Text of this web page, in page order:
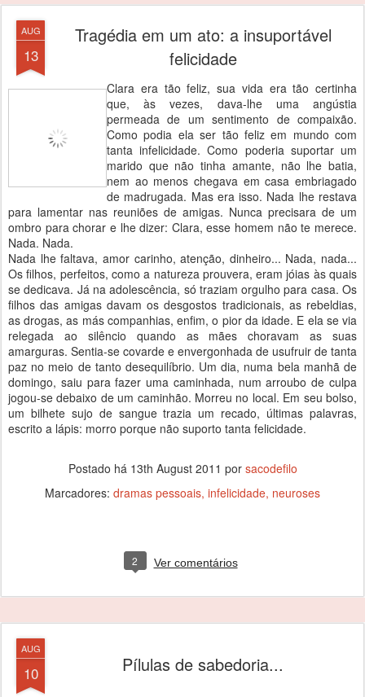
AUG
13
Tragédia em um ato: a insuportável
felicidade
Clara era tão feliz, sua vida era tão certinha
que, às vezes, dava-lhe uma angústia
permeada de um sentimento de compaixão.
Como podia ela ser tão feliz em mundo com
tanta infelicidade. Como poderia suportar um
marido que não tinha amante, não lhe batia,
nem ao menos chegava em casa embriagado
de madrugada. Mas era isso. Nada lhe restava
para lamentar nas reuniões de amigas. Nunca precisara de um
ombro para chorar e lhe dizer: Clara, esse homem não te merece.
Nada. Nada.
Nada lhe faltava, amor carinho, atenção, dinheiro... Nada, nada...
Os filhos, perfeitos, como a natureza prouvera, eram jóias às quais
se dedicava. Já na adolescência, só traziam orgulho para casa. Os
filhos das amigas davam os desgostos tradicionais, as rebeldias,
as drogas, as más companhias, enfim, o pior da idade. E ela se via
relegada ao silêncio quando as mães choravam as suas
amarguras. Sentia-se covarde e envergonhada de usufruir de tanta
paz no meio de tanto desequilíbrio. Um dia, numa bela manhã de
domingo, saiu para fazer uma caminhada, num arroubo de culpa
jogou-se debaixo de um caminhão. Morreu no local. Em seu bolso,
um bilhete sujo de sangue trazia um recado, últimas palavras,
escrito a lápis: morro porque não suporto tanta felicidade.
Postado há 13th August 2011 por sacodefilo
Marcadores: dramas pessoais infelicidade neuroses
2 Ver comentários
AUG
10 Pílulas de sabedoria...